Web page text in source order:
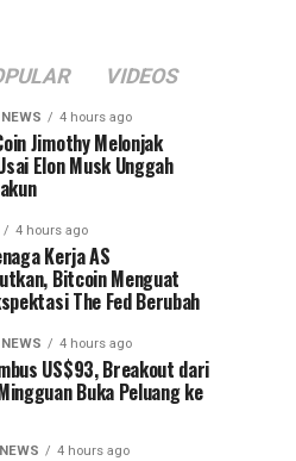
VIDEOS
4 hours ago
Jimothy Melonjak
Elon Musk Unggah
4 hours ago
Kerja AS
Bitcoin Menguat
The Fed Berubah
4 hours ago
US$93, Breakout dari
Buka Peluang ke
4 hours ago